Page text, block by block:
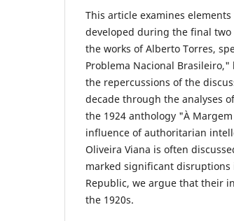
This article examines
developed during the final two
the works of Alberto Torres,
Problema Nacional
the repercussions of the
decade through the analyses
the 1924 anthology "À
influence of authoritarian
Oliveira Viana is often
marked significant
Republic, we argue that their
the 1920s.